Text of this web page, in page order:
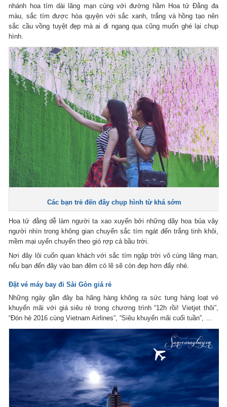
nhánh hoa tím dài lãng mạn cùng với đường hầm Hoa tử Đằng đa
màu, sắc tím được hòa quyện với sắc xanh, trắng và hồng tạo nên
sắc cầu vồng tuyệt đẹp mà ai đi ngang qua cũng muốn ghé lại chụp
hình.
Các bạn trẻ đến đây chụp hình từ khá sớm
Hoa tử đằng dễ làm người ta xao xuyến bởi những dãy hoa bủa vây
người nhìn trong không gian chuyển sắc tím ngát đến trắng tinh khôi,
mềm mại uyển chuyển theo gió rợp cả bầu trời.
Nơi đây lôi cuốn quan khách với sắc tím ngập trời vô cùng lãng mạn,
nếu bạn đến đây vào ban đêm có lẽ sẽ còn đẹp hơn đấy nhé.
Đặt vé máy bay đi Sài Gòn giá rẻ
Những ngày gần đây ba hãng hàng không ra sức tung hàng loạt vé
khuyến mãi với giá siêu rẻ trong chương trình “12h rồi! Vietjet thôi”,
“Đón hè 2016 cùng Vietnam Airlines”, “Siêu khuyến mãi cuối tuần”, …